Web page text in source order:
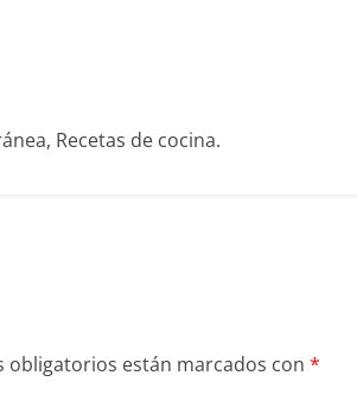
Recetas de cocina.
obligatorios están marcados con *